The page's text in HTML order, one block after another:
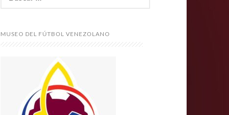
MUSEO DEL FÚTBOL VENEZOLANO